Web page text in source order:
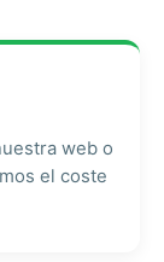
web o
el coste